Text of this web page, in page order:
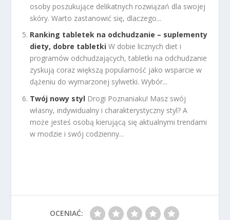
osoby poszukujące delikatnych rozwiązań dla swojej
skóry. Warto zastanowić się, dlaczego...
Ranking tabletek na odchudzanie – suplementy
diety, dobre tabletki W dobie licznych diet i
programów odchudzających, tabletki na odchudzanie
zyskują coraz większą popularność jako wsparcie w
dążeniu do wymarzonej sylwetki. Wybór...
Twój nowy styl Drogi Poznaniaku! Masz swój
własny, indywidualny i charakterystyczny styl? A
może jesteś osobą kierującą się aktualnymi trendami
w modzie i swój codzienny...
OCENIAĆ: